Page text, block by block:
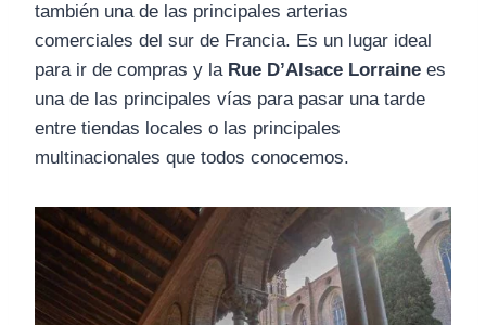
también una de las principales arterias
comerciales del sur de Francia. Es un lugar ideal
para ir de compras y la Rue D’Alsace Lorraine es
una de las principales vías para pasar una tarde
entre tiendas locales o las principales
multinacionales que todos conocemos.